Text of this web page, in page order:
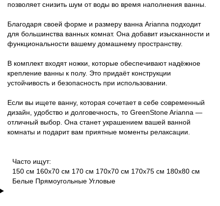
позволяет снизить шум от воды во время наполнения ванны.
Благодаря своей форме и размеру ванна Arianna подходит
для большинства ванных комнат. Она добавит изысканности и
функциональности вашему домашнему пространству.
В комплект входят ножки, которые обеспечивают надёжное
крепление ванны к полу. Это придаёт конструкции
устойчивость и безопасность при использовании.
Если вы ищете ванну, которая сочетает в себе современный
дизайн, удобство и долговечность, то GreenStone Arianna —
отличный выбор. Она станет украшением вашей ванной
комнаты и подарит вам приятные моменты релаксации.
Часто ищут:
150 см 160х70 см 170 см 170х70 см 170х75 см 180х80 см
Белые Прямоугольные Угловые